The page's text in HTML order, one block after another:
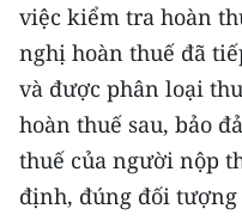
E-Magazine
Video
Media Chính trị
Media Kinh tế
việc kiểm tra hoàn
nghị hoàn thuế đã
và được phân loại
hoàn thuế sau, bảo
thuế của người nộp
định, đúng đối